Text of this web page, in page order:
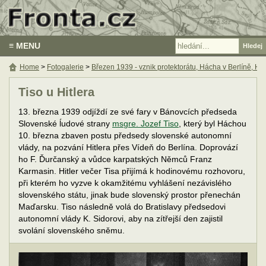
≡ MENU
Tiso u Hitlera
13. března 1939 odjíždí ze své fary v Bánovcích předseda
Slovenské ĺudové strany msgre. Jozef Tiso, který byl Háchou
10. března zbaven postu předsedy slovenské autonomní
vlády, na pozvání Hitlera přes Vídeň do Berlína. Doprovází
ho F. Ďurčanský a vůdce karpatských Němců Franz
Karmasin. Hitler večer Tisa přijímá k hodinovému rozhovoru,
při kterém ho vyzve k okamžitému vyhlášení nezávislého
slovenského státu, jinak bude slovenský prostor přenechán
Maďarsku. Tiso následně volá do Bratislavy předsedovi
autonomní vlády K. Sidorovi, aby na zítřejší den zajistil
svolání slovenského sněmu.
Home > Fotogalerie > Březen 1939 - vznik protektorátu, Hácha v Berlíně,